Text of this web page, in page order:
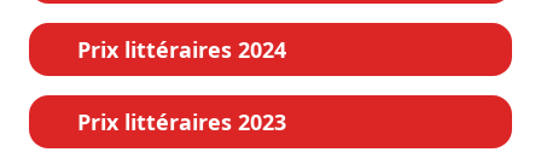
Prix littéraires 2024
Prix littéraires 2023